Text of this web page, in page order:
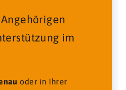
im
oder in Ihrer